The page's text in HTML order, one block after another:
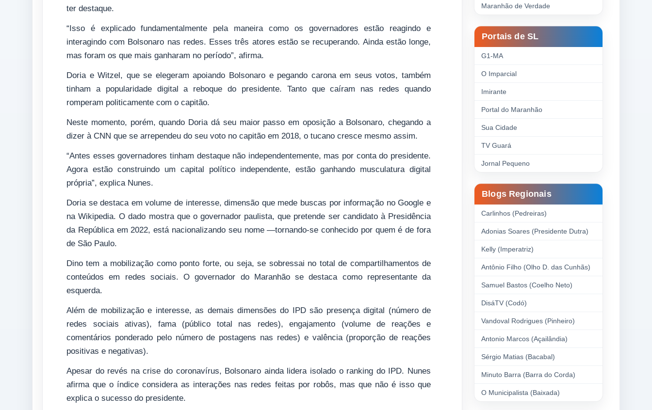
ter destaque.
“Isso é explicado fundamentalmente pela maneira como os governadores estão reagindo e
interagindo com Bolsonaro nas redes. Esses três atores estão se recuperando. Ainda estão longe,
mas foram os que mais ganharam no período”, afirma.
Doria e Witzel, que se elegeram apoiando Bolsonaro e pegando carona em seus votos, também
tinham a popularidade digital a reboque do presidente. Tanto que caíram nas redes quando
romperam politicamente com o capitão.
Neste momento, porém, quando Doria dá seu maior passo em oposição a Bolsonaro, chegando a
dizer à CNN que se arrependeu do seu voto no capitão em 2018, o tucano cresce mesmo assim.
“Antes esses governadores tinham destaque não independentemente, mas por conta do presidente.
Agora estão construindo um capital político independente, estão ganhando musculatura digital
própria”, explica Nunes.
Doria se destaca em volume de interesse, dimensão que mede buscas por informação no Google e
na Wikipedia. O dado mostra que o governador paulista, que pretende ser candidato à Presidência
da República em 2022, está nacionalizando seu nome —tornando-se conhecido por quem é de fora
de São Paulo.
Dino tem a mobilização como ponto forte, ou seja, se sobressai no total de compartilhamentos de
conteúdos em redes sociais. O governador do Maranhão se destaca como representante da
esquerda.
Além de mobilização e interesse, as demais dimensões do IPD são presença digital (número de
redes sociais ativas), fama (público total nas redes), engajamento (volume de reações e
comentários ponderado pelo número de postagens nas redes) e valência (proporção de reações
positivas e negativas).
Apesar do revés na crise do coronavírus, Bolsonaro ainda lidera isolado o ranking do IPD. Nunes
afirma que o índice considera as interações nas redes feitas por robôs, mas que não é isso que
explica o sucesso do presidente.
Maranhão de Verdade
Portais de SL
G1-MA
O Imparcial
Imirante
Portal do Maranhão
Sua Cidade
TV Guará
Jornal Pequeno
Blogs Regionais
Carlinhos (Pedreiras)
Adonias Soares (Presidente Dutra)
Kelly (Imperatriz)
Antônio Filho (Olho D. das Cunhãs)
Samuel Bastos (Coelho Neto)
DisáTV (Codó)
Vandoval Rodrigues (Pinheiro)
Antonio Marcos (Açailândia)
Sérgio Matias (Bacabal)
Minuto Barra (Barra do Corda)
O Municipalista (Baixada)